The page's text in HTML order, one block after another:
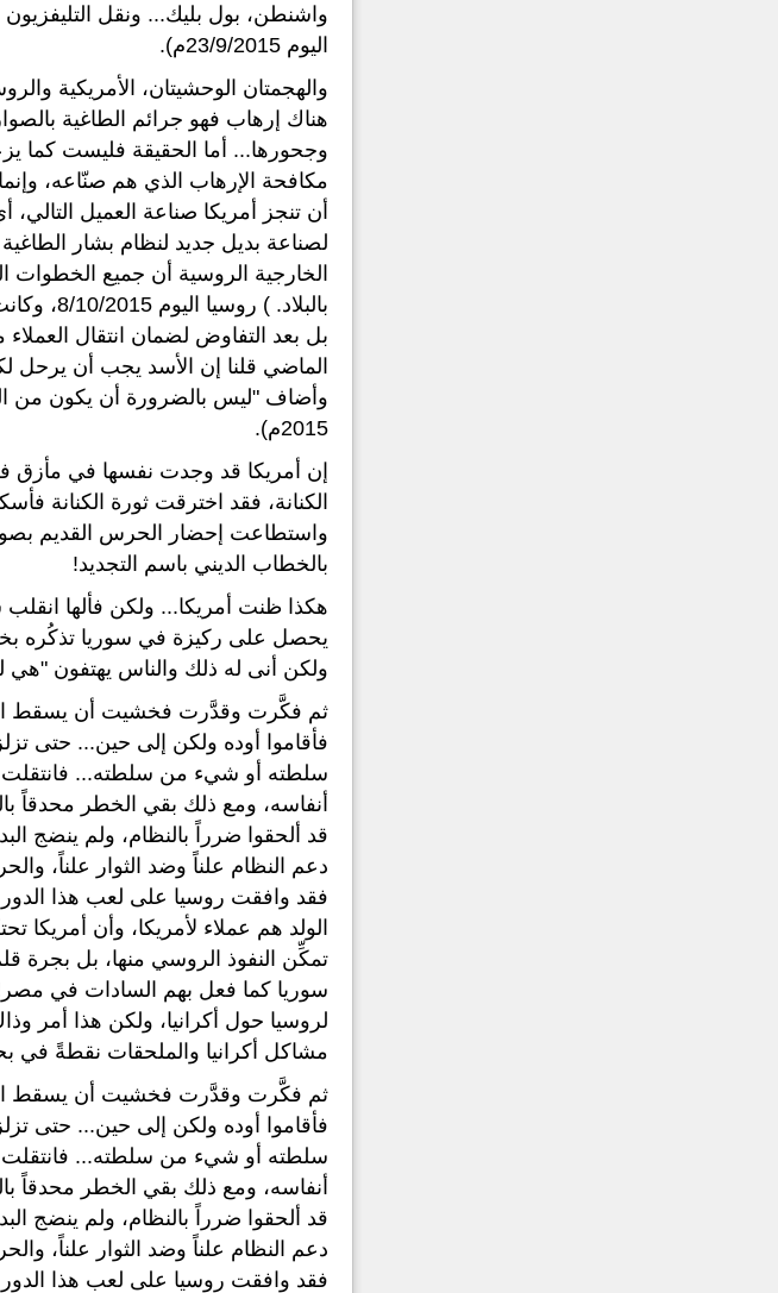
واشنطن، بول بليك... ونقل
اليوم 23/9/2015م).
والهجمتان الوحشيتان، الأمريكية
هناك إرهاب فهو جرائم الطاغية
وجحورها... أما الحقيقة فليست كما
مكافحة الإرهاب الذي هم صنّاعه،
أن تنجز أمريكا صناعة العميل
لصناعة بديل جديد لنظام بشار
الخارجية الروسية أن جميع
بل بعد التفاوض لضمان انتقال
الماضي قلنا إن الأسد يجب أن يرحل
2015م).
إن أمريكا قد وجدت نفسها في
الكنانة، فقد اخترقت ثورة الكنانة
واستطاعت إحضار الحرس القديم
بالخطاب الديني باسم التجديد!
هكذا ظنت أمريكا... ولكن فألها انقلب
يحصل على ركيزة في سوريا تذكُره
ولكن أنى له ذلك والناس يهتفون
ثم فكَّرت وقدَّرت فخشيت أن يسقط
فأقاموا أوده ولكن إلى حين... حتى
سلطته أو شيء من سلطته... فانتقلت
أنفاسه، ومع ذلك بقي الخطر محدقاً
قد ألحقوا ضرراً بالنظام، ولم ينضج
دعم النظام علناً وضد الثوار علناً،
فقد وافقت روسيا على لعب هذا
الولد هم عملاء لأمريكا، وأن
تمكِّن النفوذ الروسي منها، بل بجرة
سوريا كما فعل بهم السادات في
لروسيا حول أكرانيا، ولكن هذا أمر
مشاكل أكرانيا والملحقات نقطةً في
ثم فكَّرت وقدَّرت فخشيت أن يسقط
فأقاموا أوده ولكن إلى حين... حتى
سلطته أو شيء من سلطته... فانتقلت
أنفاسه، ومع ذلك بقي الخطر محدقاً
قد ألحقوا ضرراً بالنظام، ولم ينضج
دعم النظام علناً وضد الثوار علناً،
فقد وافقت روسيا على لعب هذا